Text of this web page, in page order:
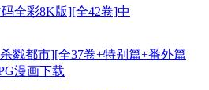
全彩8K版][全42卷]中